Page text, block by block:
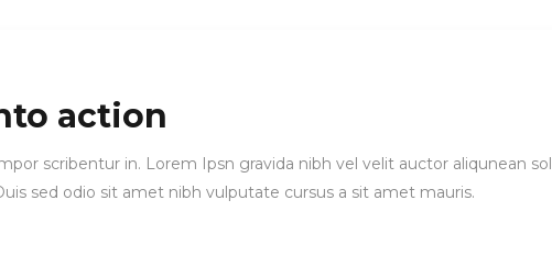
action
scribentur in. Lorem Ipsn gravida nibh vel velit auctor aliqunean
sed odio sit amet nibh vulputate cursus a sit amet mauris.